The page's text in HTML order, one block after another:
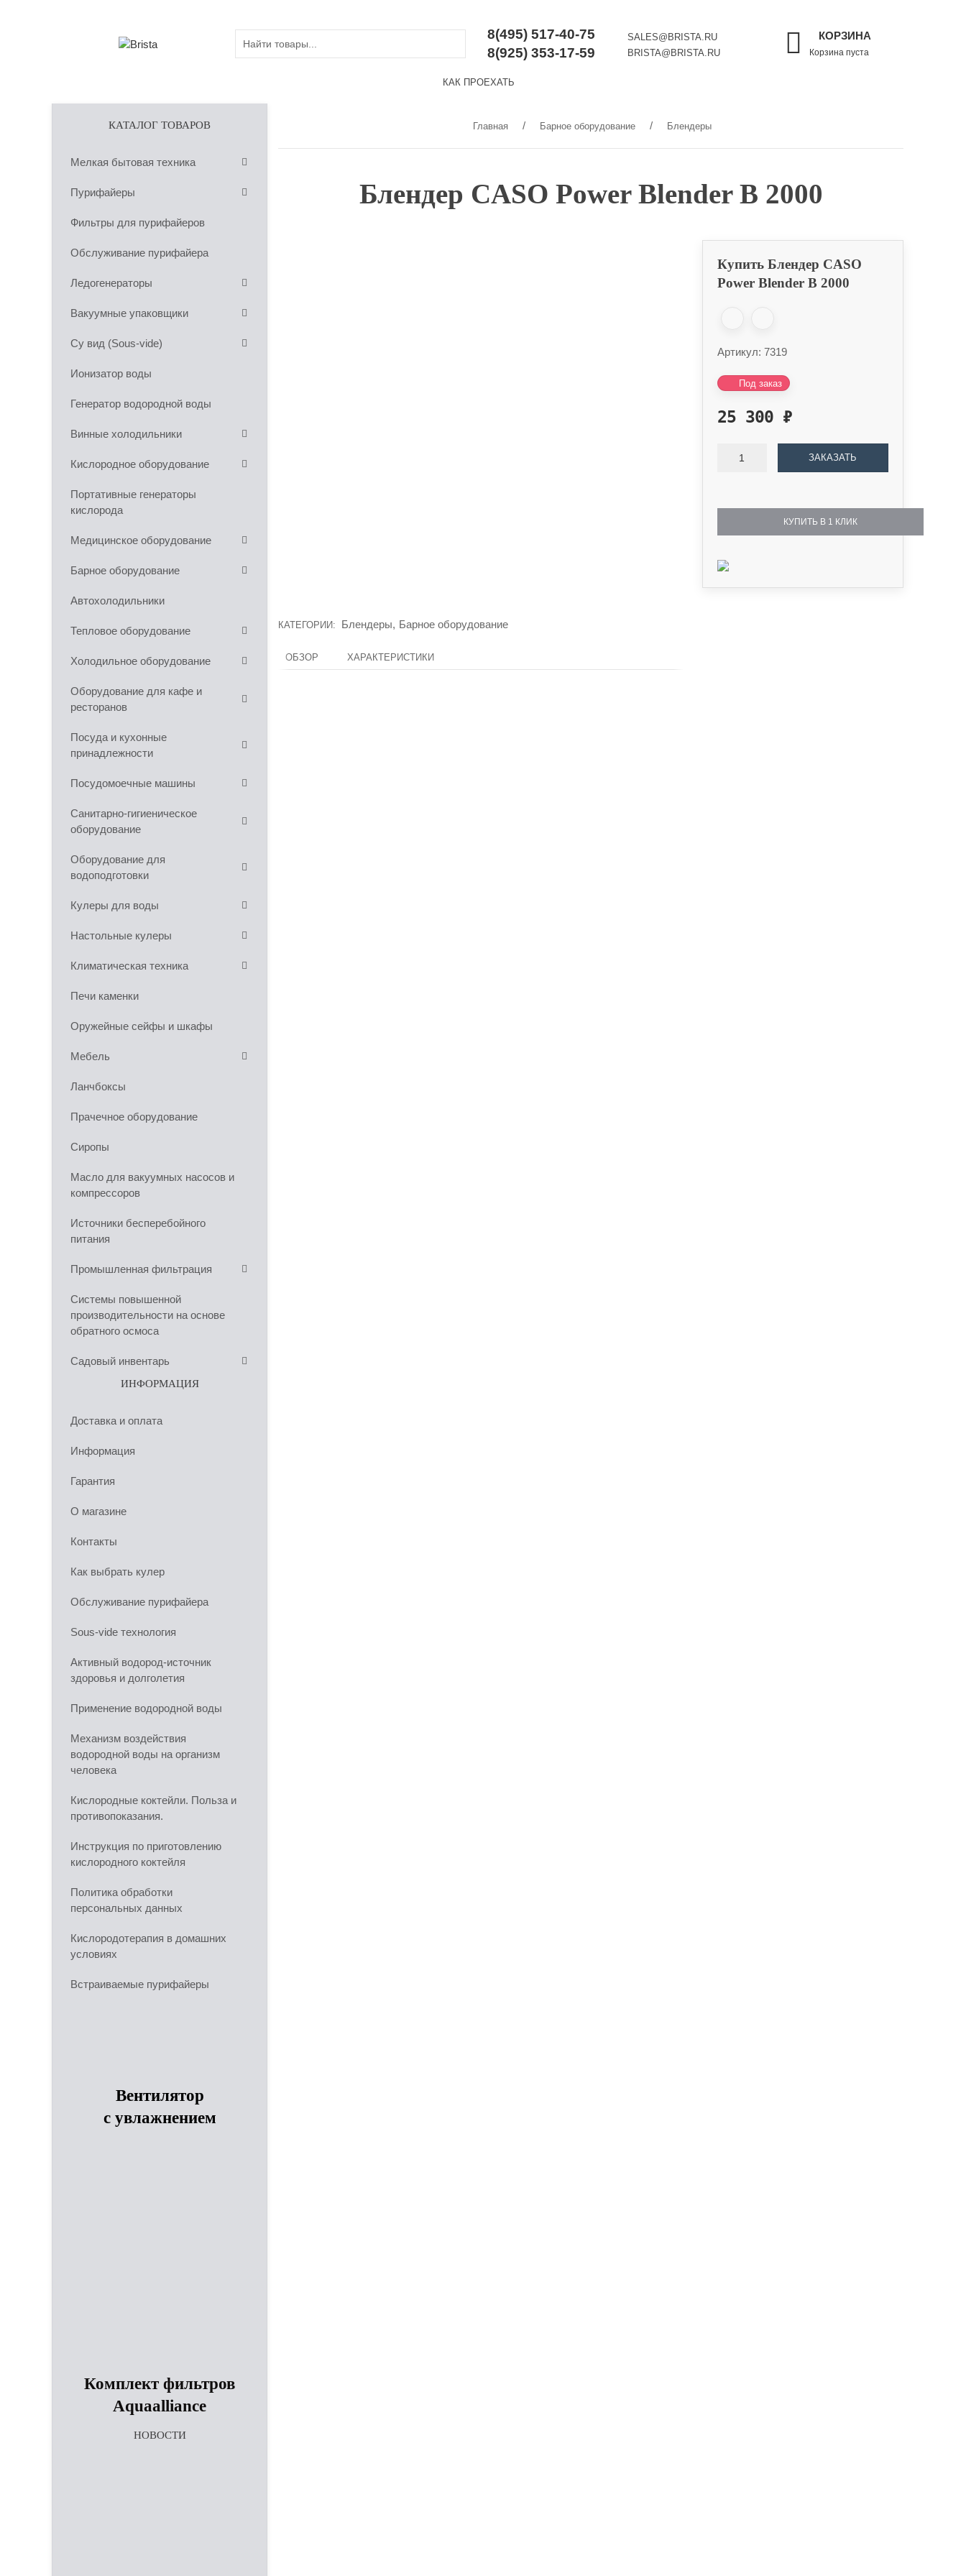
8(495) 517-40-75
8(925) 353-17-59
SALES@BRISTA.RU
BRISTA@BRISTA.RU
КОРЗИНА
Корзина пуста
КАК ПРОЕХАТЬ
КАТАЛОГ ТОВАРОВ
Мелкая бытовая техника
Пурифайеры
Фильтры для пурифайеров
Обслуживание пурифайера
Ледогенераторы
Вакуумные упаковщики
Су вид (Sous-vide)
Ионизатор воды
Генератор водородной воды
Винные холодильники
Кислородное оборудование
Портативные генераторы
кислорода
Медицинское оборудование
Барное оборудование
Автохолодильники
Тепловое оборудование
Холодильное оборудование
Оборудование для кафе и
ресторанов
Посуда и кухонные
принадлежности
Посудомоечные машины
Санитарно-гигиеническое
оборудование
Оборудование для
водоподготовки
Кулеры для воды
Настольные кулеры
Климатическая техника
Печи каменки
Оружейные сейфы и шкафы
Мебель
Ланчбоксы
Прачечное оборудование
Сиропы
Масло для вакуумных насосов и
компрессоров
Источники бесперебойного
питания
Промышленная фильтрация
Системы повышенной
производительности на основе
обратного осмоса
Садовый инвентарь
ИНФОРМАЦИЯ
Доставка и оплата
Информация
Гарантия
О магазине
Контакты
Как выбрать кулер
Обслуживание пурифайера
Sous-vide технология
Активный водород-источник
здоровья и долголетия
Применение водородной воды
Механизм воздействия
водородной воды на организм
человека
Кислородные коктейли. Польза и
противопоказания.
Инструкция по приготовлению
кислородного коктейля
Политика обработки
персональных данных
Кислородотерапия в домашних
условиях
Встраиваемые пурифайеры
Вентилятор
с увлажнением
Комплект фильтров
Aquaalliance
НОВОСТИ
Главная Барное оборудование Блендеры
Блендер CASO Power Blender B 2000
Купить Блендер CASO
Power Blender B 2000
Артикул: 7319
Под заказ
25 300 ₽
ЗАКАЗАТЬ
КУПИТЬ В 1 КЛИК
КАТЕГОРИИ: Блендеры, Барное оборудование
ОБЗОР ХАРАКТЕРИСТИКИ